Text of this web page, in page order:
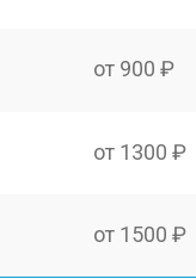
от 900 ₽
от 1300 ₽
от 1500 ₽